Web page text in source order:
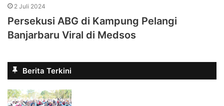
2 Juli 2024
Persekusi ABG di Kampung Pelangi
Banjarbaru Viral di Medsos
Berita Terkini